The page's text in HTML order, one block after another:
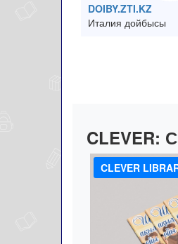
DOIBY.ZTI.KZ
Италия дойбысы
CLEVER:
CLEVER